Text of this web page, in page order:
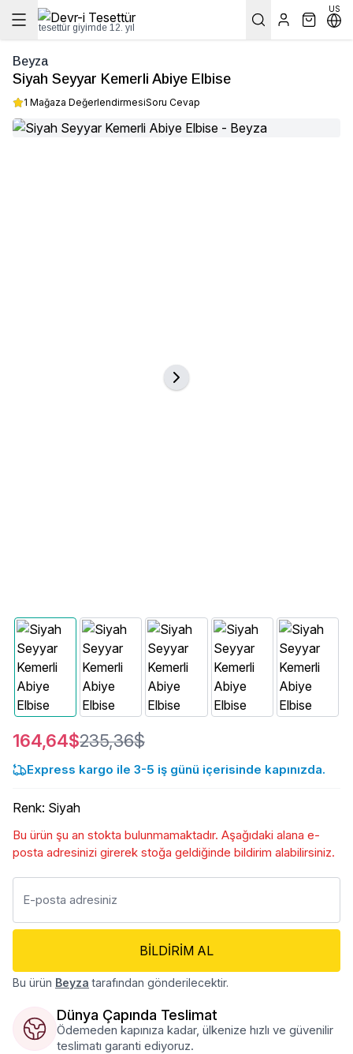
tesettür giyimde 12. yıl
US
Beyza
Siyah Seyyar Kemerli Abiye Elbise
1 Mağaza DeğerlendirmesiSoru Cevap
164,64$235,36$
Express kargo ile 3-5 iş günü içerisinde kapınızda.
Renk: Siyah
Bu ürün şu an stokta bulunmamaktadır. Aşağıdaki alana e-
posta adresinizi girerek stoğa geldiğinde bildirim alabilirsiniz.
BILDIRIM AL
Bu ürün Beyza tarafından gönderilecektir.
Dünya Çapında Teslimat
Ödemeden kapınıza kadar, ülkenize hızlı ve güvenilir
teslimatı garanti ediyoruz.